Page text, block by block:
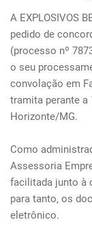
A EXPLOSIVOS
pedido de
(processo nº
o seu
convolação em
tramita perante a
Horizonte/MG.
Como
Assessoria
facilitada junto à
para tanto, os
eletrônico.